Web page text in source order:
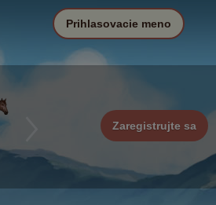
Zaregistrujte sa
Prihlasovacie meno